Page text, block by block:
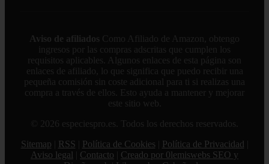
Aviso de afiliados Como Afiliado de Amazon, obtengo
ingresos por las compras adscritas que cumplen los
requisitos aplicables. Algunos enlaces de esta página son
enlaces de afiliado, lo que significa que puedo recibir una
pequeña comisión sin coste adicional para ti si realizas una
compra a través de ellos. Esto ayuda a mantener y mejorar
este sitio web.
© 2026 especiespro.es. Todos los derechos reservados.
Sitemap
RSS Política de Cookies Política de Privacidad
Aviso legal
Contacto
Creado por 0lemiswebs SEO y